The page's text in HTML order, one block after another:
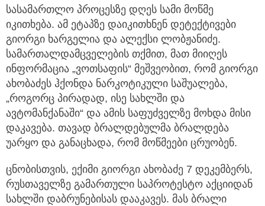
სასამართლო პროცესზე დღეს სამი მოწმე
იკითხება. ამ ეტაპზე დაიკითხნენ დეტექტივები
გიორგი ხარგელია და ალექსი ლობჟანიძე.
სამართალდამცველების თქმით, მათ მიიღეს
ინფორმაცია „ვოთსაფის“ მეშვეობით, რომ გიორგი
ახობაძეს ჰქონდა ნარკოტიკული საშუალება,
„როგორც პირადად, ისე სახლში და
ავტომანქანაში“ და ამის საფუძველზე მოხდა მისი
დაკავება. თავად ბრალდებულმა ბრალდება
უარყო და განაცხადა, რომ მოწმეები ცრუობენ.
ცნობისთვის, ექიმი გიორგი ახობაძე 7 დეკემბერს,
რუსთაველზე გამართული საპროტესტო აქციიდან
სახლში დაბრუნებისას დააკავეს. მას ბრალი